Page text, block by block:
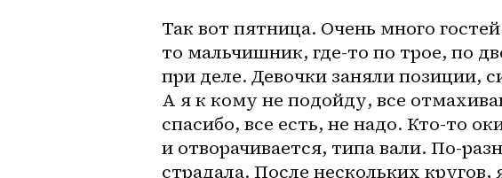
Так вот пятница. Очень много
то мальчишник, где-то по трое, по
при деле. Девочки заняли
А я к кому не подойду, все
спасибо, все есть, не надо. Кто-то
и отворачивается, типа вали. По-
страдала. После нескольких кругов,